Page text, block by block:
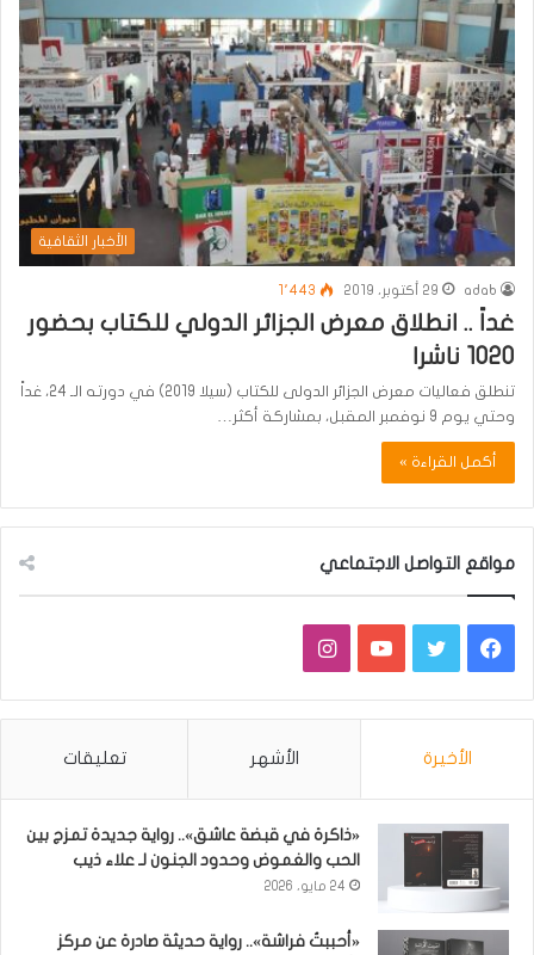
الأخبار الثقافية
adab 29 أكتوبر، 2019 1٬443
غداً .. انطلاق معرض الجزائر الدولي للكتاب بحضور
1020 ناشرا
تنطلق فعاليات معرض الجزائر الدولى للكتاب (سيلا 2019) في دورته الـ 24، غداً
وحتي يوم 9 نوفمبر المقبل، بمشاركة أكثر…
أكمل القراءة »
مواقع التواصل الاجتماعي
فيسبوكتويتر يوتيوبانستقرام
الأخيرة الأشهر تعليقات
«ذاكرة في قبضة عاشق».. رواية جديدة تمزج بين
الحب والغموض وحدود الجنون لـ علاء ذيب
24 مايو، 2026
«أحببتُ فراشة».. رواية حديثة صادرة عن مركز